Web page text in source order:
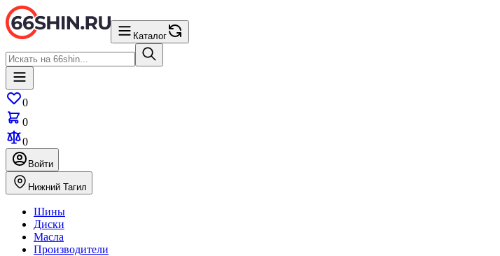
Каталог
0
0
0
Войти
Нижний Тагил
Шины
Диски
Масла
Производители